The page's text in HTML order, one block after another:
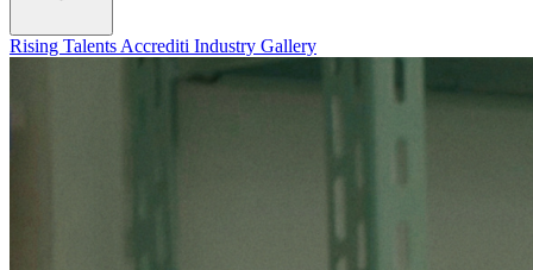
Rising Talents Accrediti Industry Gallery